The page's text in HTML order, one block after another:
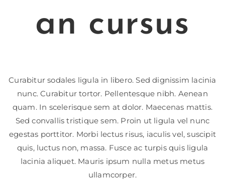
an cursus
Curabitur sodales ligula in libero. Sed dignissim lacinia
nunc. Curabitur tortor. Pellentesque nibh. Aenean
quam. In scelerisque sem at dolor. Maecenas mattis.
Sed convallis tristique sem. Proin ut ligula vel nunc
egestas porttitor. Morbi lectus risus, iaculis vel, suscipit
quis, luctus non, massa. Fusce ac turpis quis ligula
lacinia aliquet. Mauris ipsum nulla metus metus
ullamcorper.